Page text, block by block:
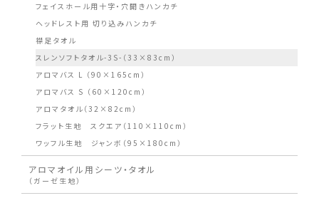
フェイスホール用十字・穴開きハンカチ
ヘッドレスト用 切り込みハンカチ
襟足タオル
スレンソフトタオル-3S-（33×83cm）
アロマバス L （90×165cm）
アロマバス S （60×120cm）
アロマタオル（32×82cm）
フラット生地 スクエア（110×110cm）
ワッフル生地 ジャンボ（95×180cm）
アロマオイル用シーツ・タオル
（ガーゼ生地）